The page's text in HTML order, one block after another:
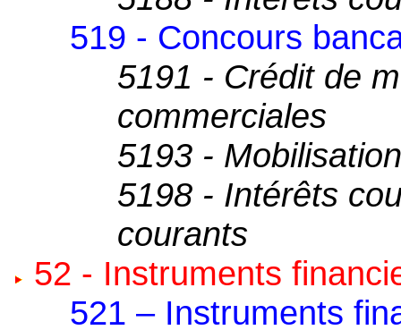
519 - Concours
5191 - Crédit de
commerciales
5193 -
5198 - Intérêts
courants
52 - Instruments
521 – Instruments